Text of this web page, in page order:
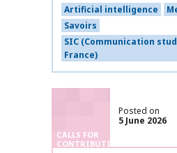
Artificial intelligence
Savoirs
SIC (Communication
France)
CALLS FOR
CONTRIBUTIONS
Posted on
5 June 2026